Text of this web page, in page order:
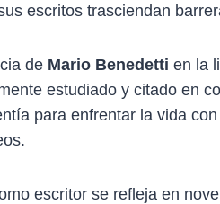
escritos trasciendan
de Mario Benedetti en la
estudiado y citado en
para enfrentar la vida
escritor se refleja en